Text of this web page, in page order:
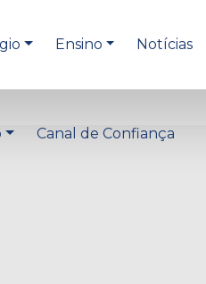
Ensino Notícias
Canal de Confiança